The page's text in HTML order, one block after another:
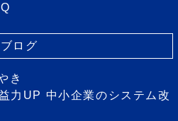
ブログ
き
力UP 中小企業のシステム改